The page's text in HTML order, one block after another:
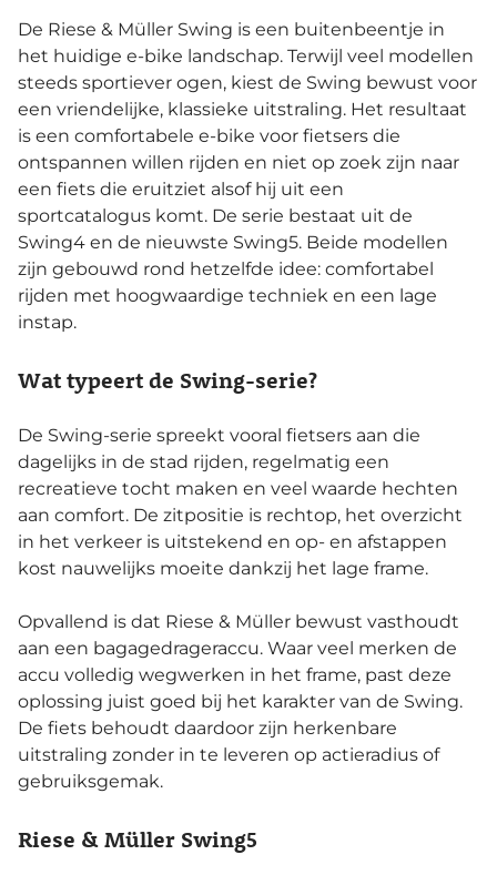
De Riese & Müller Swing is een buitenbeentje in
het huidige e-bike landschap. Terwijl veel modellen
steeds sportiever ogen, kiest de Swing bewust voor
een vriendelijke, klassieke uitstraling. Het resultaat
is een comfortabele e-bike voor fietsers die
ontspannen willen rijden en niet op zoek zijn naar
een fiets die eruitziet alsof hij uit een
sportcatalogus komt. De serie bestaat uit de
Swing4 en de nieuwste Swing5. Beide modellen
zijn gebouwd rond hetzelfde idee: comfortabel
rijden met hoogwaardige techniek en een lage
instap.
Wat typeert de Swing-serie?
De Swing-serie spreekt vooral fietsers aan die
dagelijks in de stad rijden, regelmatig een
recreatieve tocht maken en veel waarde hechten
aan comfort. De zitpositie is rechtop, het overzicht
in het verkeer is uitstekend en op- en afstappen
kost nauwelijks moeite dankzij het lage frame.
Opvallend is dat Riese & Müller bewust vasthoudt
aan een bagagedrageraccu. Waar veel merken de
accu volledig wegwerken in het frame, past deze
oplossing juist goed bij het karakter van de Swing.
De fiets behoudt daardoor zijn herkenbare
uitstraling zonder in te leveren op actieradius of
gebruiksgemak.
Riese & Müller Swing5